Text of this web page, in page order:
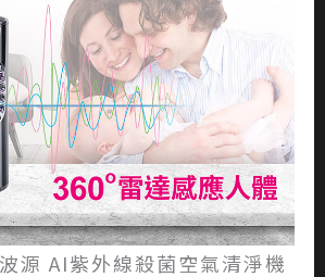
源 AI紫外線殺菌空氣清淨機